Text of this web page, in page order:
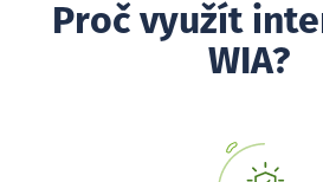
Proč využít
WIA?